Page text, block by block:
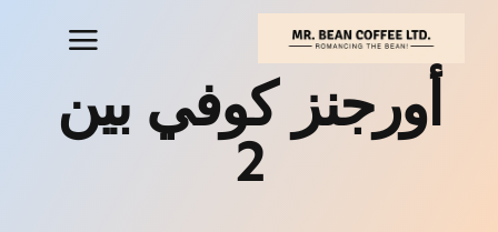
المحتوىأورجنز كوفي بين
2